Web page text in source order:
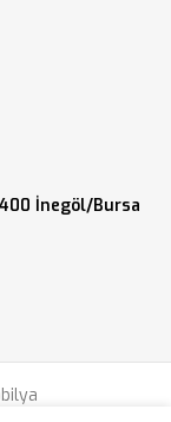
İnegöl/Bursa